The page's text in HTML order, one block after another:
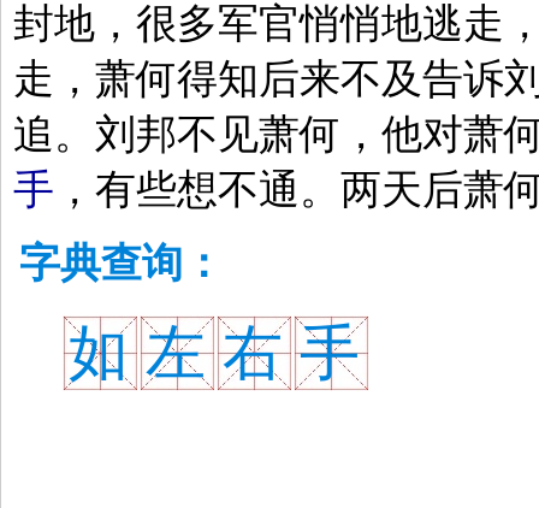
封地，很多军官悄悄地逃走
走，萧何得知后来不及告诉
追。刘邦不见萧何，他对萧
手 ，有些想不通。两天后萧
字典查询：
如 左 右 手